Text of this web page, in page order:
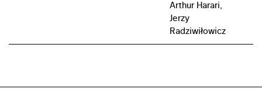
Arthur Harari,
Jerzy
Radziwiłowicz